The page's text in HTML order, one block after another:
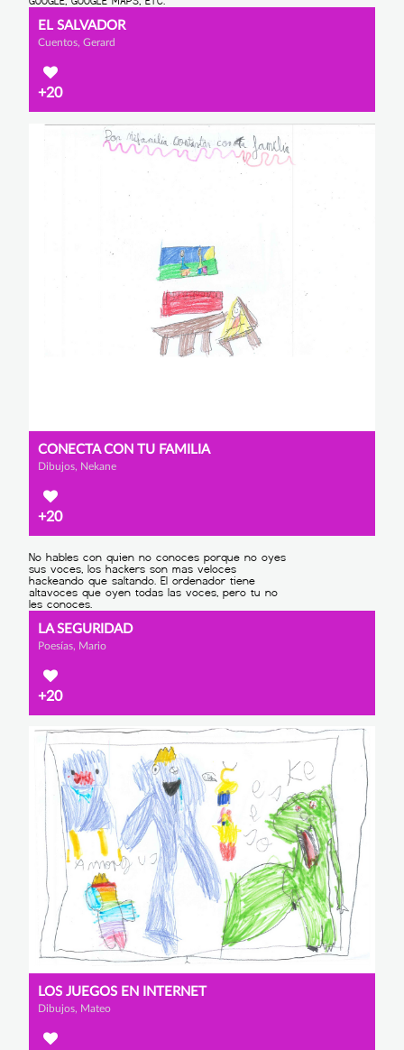
EL SALVADOR
Cuentos, Gerard
+20
CONECTA CON TU FAMILIA
Dibujos, Nekane
+20
LA SEGURIDAD
Poesías, Mario
+20
LOS JUEGOS EN INTERNET
Dibujos, Mateo